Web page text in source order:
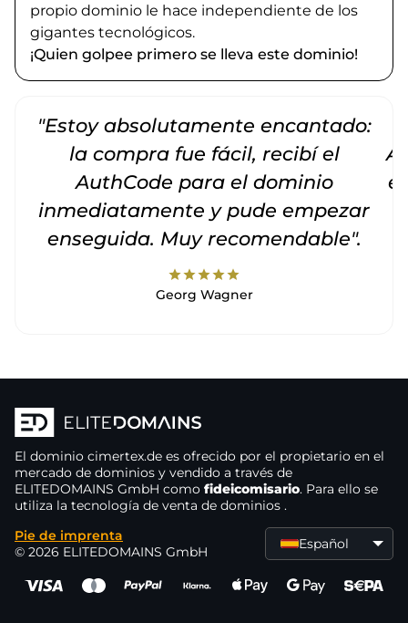
propio dominio le hace independiente de los
gigantes tecnológicos.
¡Quien golpee primero se lleva este dominio!
"Estoy absolutamente encantado:
la compra fue fácil, recibí el
AuthCode para el dominio
inmediatamente y pude empezar
enseguida. Muy recomendable".
starstarstarstarstar
Georg Wagner
El dominio cimertex.de es ofrecido por el propietario en el
mercado de dominios y vendido a través de
ELITEDOMAINS GmbH como fideicomisario. Para ello se
utiliza la tecnología de venta de dominios .
Pie de imprenta
© 2026 ELITEDOMAINS GmbH
Español